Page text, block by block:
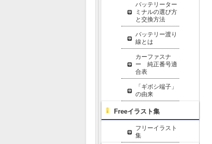
バッテリーター
ミナルの選び方
と交換方法
バッテリー渡り
線とは
カーファスナ
ー 純正番号適
合表
「ギボシ端子」
の由来
Freeイラスト集
フリーイラスト
集